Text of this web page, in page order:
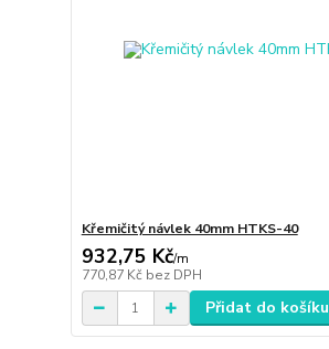
Křemičitý návlek 40mm HTKS-40
932,75 Kč/m
770,87 Kč bez DPH
Přidat do košíku